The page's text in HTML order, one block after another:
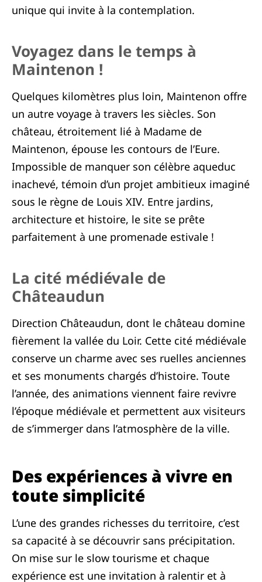
unique qui invite à la contemplation.
Voyagez dans le temps à
Maintenon !
Quelques kilomètres plus loin, Maintenon offre
un autre voyage à travers les siècles. Son
château, étroitement lié à Madame de
Maintenon, épouse les contours de l’Eure.
Impossible de manquer son célèbre aqueduc
inachevé, témoin d’un projet ambitieux imaginé
sous le règne de Louis XIV. Entre jardins,
architecture et histoire, le site se prête
parfaitement à une promenade estivale !
La cité médiévale de
Châteaudun
Direction Châteaudun, dont le château domine
fièrement la vallée du Loir. Cette cité médiévale
conserve un charme avec ses ruelles anciennes
et ses monuments chargés d’histoire. Toute
l’année, des animations viennent faire revivre
l’époque médiévale et permettent aux visiteurs
de s’immerger dans l’atmosphère de la ville.
Des expériences à vivre en
toute simplicité
L’une des grandes richesses du territoire, c’est
sa capacité à se découvrir sans précipitation.
On mise sur le slow tourisme et chaque
expérience est une invitation à ralentir et à